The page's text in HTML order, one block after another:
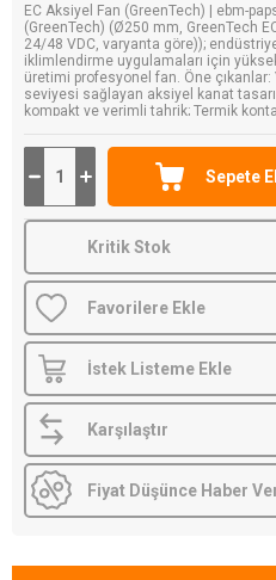
EC Aksiyel Fan (GreenTech) | ebm-
(GreenTech) (Ø250 mm, GreenTech
24/48 VDC, varyanta göre));
iklimlendirme uygulamaları için
üretimi profesyonel fan. Öne
seviyesi sağlayan aksiyel kanat
kompakt ve verimli tahrik; Termik
güvencesiyle.
Kritik Stok
Favorilere Ekle
İstek Listeme Ekle
Karşılaştır
Fiyat Düşünce Haber